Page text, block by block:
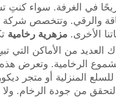
في الغرفة. سواء كنتِ
الأخرى. مزهرية رخامية
من الأماكن التي
الرخامية. وتعرض هذه
المنزلية أو متجر
من جودة الرخام.